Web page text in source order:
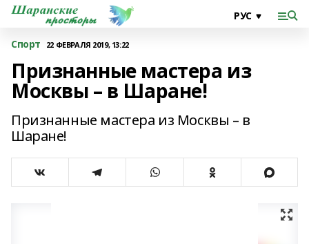
Спорт 22 ФЕВРАЛЯ 2019, 13:22
Признанные мастера из
Москвы – в Шаране!
Признанные мастера из Москвы – в
Шаране!